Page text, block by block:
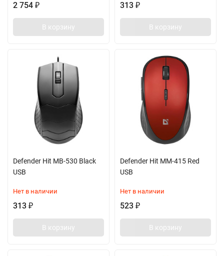
2 754 ₽
В корзину
313 ₽
В корзину
Defender Hit MB-530 Black
USB
Нет в наличии
313 ₽
В корзину
Defender Hit MM-415 Red
USB
Нет в наличии
523 ₽
В корзину